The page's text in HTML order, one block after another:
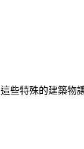
些特殊的建築物